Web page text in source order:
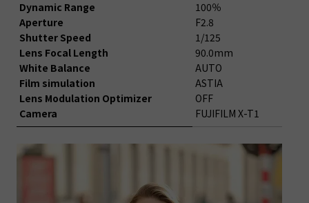
Dynamic Range
Aperture
Shutter Speed
Lens Focal Length
White Balance
Film simulation
Lens Modulation Optimizer
Camera
100％
F2.8
1/125
90.0mm
AUTO
ASTIA
OFF
FUJIFILM X-T1